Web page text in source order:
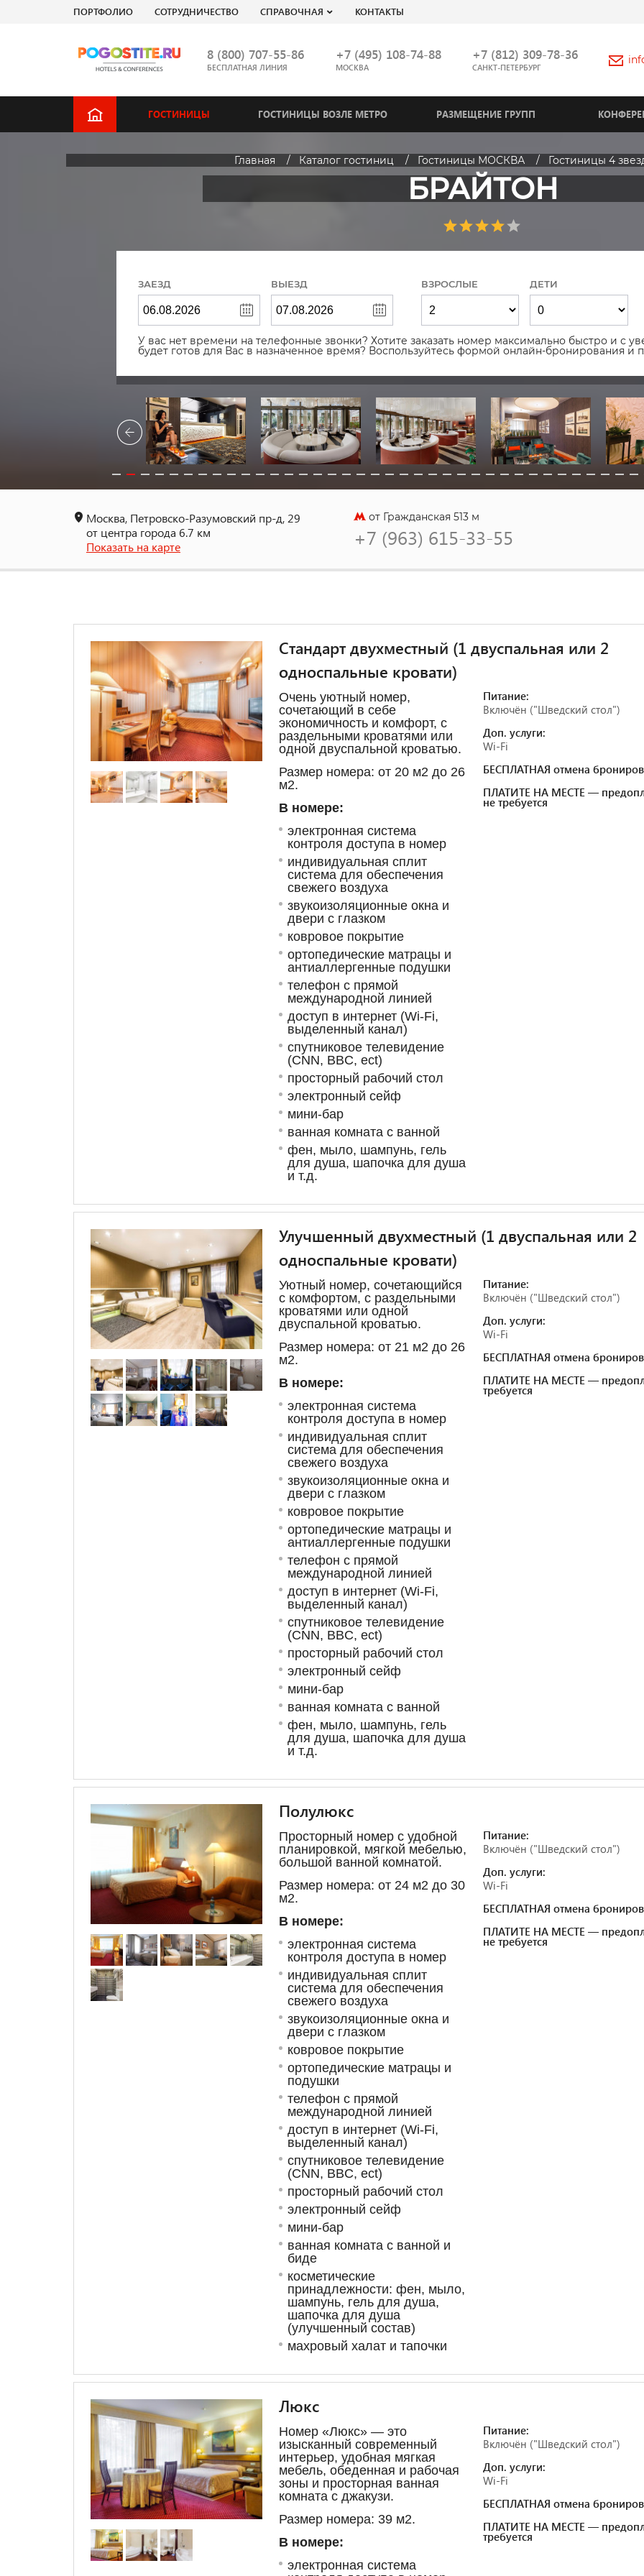
ПОРТФОЛИО СОТРУДНИЧЕСТВО СПРАВОЧНАЯ КОНТАКТЫ
8 (800) 707-55-86
БЕСПЛАТНАЯ ЛИНИЯ
+7 (495) 108-74-88
МОСКВА
+7 (812) 309-78-36
САНКТ-ПЕТЕРБУРГ
ГОСТИНИЦЫ ГОСТИНИЦЫ ВОЗЛЕ МЕТРО РАЗМЕЩЕНИЕ ГРУПП
Главная Каталог гостиниц Гостиницы МОСКВА Гостиницы 4
БРАЙТОН
ЗАЕЗД ВЫЕЗД ВЗРОСЛЫЕ ДЕТИ
У вас нет времени на телефонные звонки? Хотите заказать номер максимально быстро и с
будет готов для Вас в назначенное время? Воспользуйтесь формой онлайн-бронирования и
Москва, Петровско-Разумовский пр-д, 29
от центра города 6.7 км
Показать на карте
от Гражданская 513 м
+7 (963) 615-33-55
Стандарт двухместный (1 двуспальная или 2
односпальные кровати)
Очень уютный номер,
сочетающий в себе
экономичность и комфорт, с
раздельными кроватями или
одной двуспальной кроватью.
Размер номера: от 20 м2 до 26
м2.
В номере:
электронная система
контроля доступа в номер
индивидуальная сплит
система для обеспечения
свежего воздуха
звукоизоляционные окна и
двери с глазком
ковровое покрытие
ортопедические матрацы и
антиаллергенные подушки
телефон с прямой
международной линией
доступ в интернет (Wi-Fi,
выделенный канал)
спутниковое телевидение
(CNN, BBC, ect)
просторный рабочий стол
электронный сейф
мини-бар
ванная комната с ванной
фен, мыло, шампунь, гель
для душа, шапочка для душа
и т.д.
Питание:
Включён ("Шведский стол")
Доп. услуги:
Wi-Fi
БЕСПЛАТНАЯ отмена
ПЛАТИТЕ НА МЕСТЕ —
не требуется
Улучшенный двухместный (1 двуспальная или 2
односпальные кровати)
Уютный номер, сочетающийся
с комфортом, с раздельными
кроватями или одной
двуспальной кроватью.
Размер номера: от 21 м2 до 26
м2.
В номере:
электронная система
контроля доступа в номер
индивидуальная сплит
система для обеспечения
свежего воздуха
звукоизоляционные окна и
двери с глазком
ковровое покрытие
ортопедические матрацы и
антиаллергенные подушки
телефон с прямой
международной линией
доступ в интернет (Wi-Fi,
выделенный канал)
спутниковое телевидение
(CNN, BBC, ect)
просторный рабочий стол
электронный сейф
мини-бар
ванная комната с ванной
фен, мыло, шампунь, гель
для душа, шапочка для душа
и т.д.
Питание:
Включён ("Шведский стол")
Доп. услуги:
Wi-Fi
БЕСПЛАТНАЯ отмена
ПЛАТИТЕ НА МЕСТЕ —
требуется
Полулюкс
Просторный номер с удобной
планировкой, мягкой мебелью,
большой ванной комнатой.
Размер номера: от 24 м2 до 30
м2.
В номере:
электронная система
контроля доступа в номер
индивидуальная сплит
система для обеспечения
свежего воздуха
звукоизоляционные окна и
двери с глазком
ковровое покрытие
ортопедические матрацы и
подушки
телефон с прямой
международной линией
доступ в интернет (Wi-Fi,
выделенный канал)
спутниковое телевидение
(CNN, BBC, ect)
просторный рабочий стол
электронный сейф
мини-бар
ванная комната с ванной и
биде
косметические
принадлежности: фен, мыло,
шампунь, гель для душа,
шапочка для душа
(улучшенный состав)
махровый халат и тапочки
Питание:
Включён ("Шведский стол")
Доп. услуги:
Wi-Fi
БЕСПЛАТНАЯ отмена
ПЛАТИТЕ НА МЕСТЕ —
не требуется
Люкс
Номер «Люкс» — это
изысканный современный
интерьер, удобная мягкая
мебель, обеденная и рабочая
зоны и просторная ванная
комната с джакузи.
Размер номера: 39 м2.
В номере:
электронная система
Питание:
Включён ("Шведский стол")
Доп. услуги:
Wi-Fi
БЕСПЛАТНАЯ отмена
ПЛАТИТЕ НА МЕСТЕ —
требуется